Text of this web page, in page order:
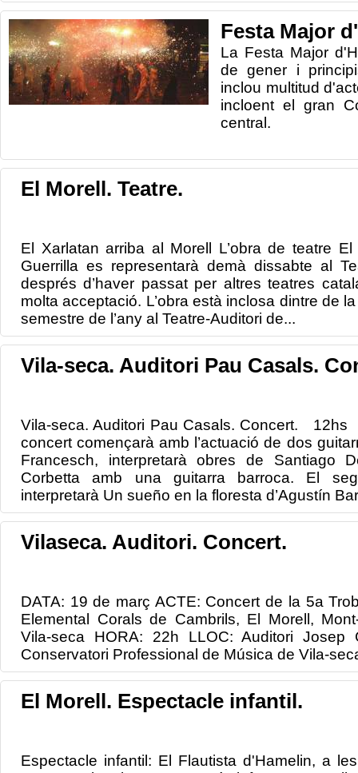
Festa Major
La Festa Major
de gener
i
inclou multitud
incloent el gran
central.
El Morell. Teatre.
El Xarlatan arriba al Morell L’obra de teatre
Guerrilla es representarà demà dissabte al
després d’haver passat per altres teatres
molta acceptació. L’obra està inclosa dintre de
semestre de l’any al Teatre-Auditori de...
Vila-seca. Auditori Pau Casals.
Vila-seca. Auditori Pau Casals. Concert.
concert començarà amb l’actuació de dos
Francesch, interpretarà obres de Santiago
Corbetta amb una guitarra barroca. El
interpretarà Un sueño en la floresta d’Agustín
Vilaseca. Auditori. Concert.
DATA: 19 de març ACTE: Concert de la 5a
Elemental Corals de Cambrils, El Morell,
Vila-seca HORA: 22h LLOC: Auditori Josep
Conservatori Professional de Música de Vila-
El Morell. Espectacle infantil.
Espectacle infantil: El Flautista d'Hamelin, a